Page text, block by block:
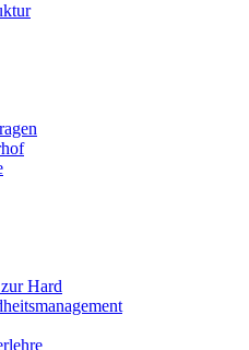
Hard